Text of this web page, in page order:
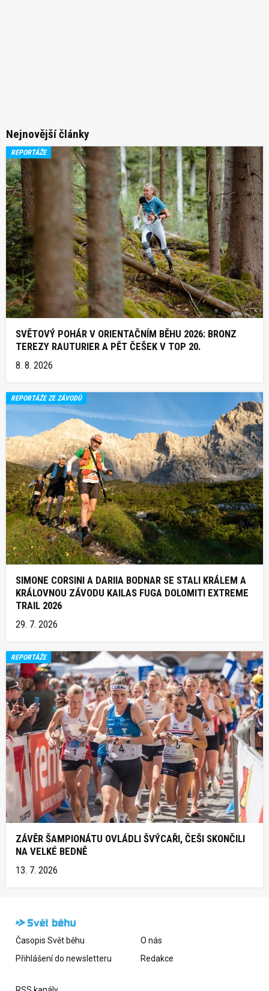
Nejnovější články
REPORTÁŽE
SVĚTOVÝ POHÁR V ORIENTAČNÍM BĚHU 2026: BRONZ
TEREZY RAUTURIER A PĚT ČEŠEK V TOP 20.
8. 8. 2026
REPORTÁŽE ZE ZÁVODŮ
SIMONE CORSINI A DARIIA BODNAR SE STALI KRÁLEM A
KRÁLOVNOU ZÁVODU KAILAS FUGA DOLOMITI EXTREME
TRAIL 2026
29. 7. 2026
REPORTÁŽE
ZÁVĚR ŠAMPIONÁTU OVLÁDLI ŠVÝCAŘI, ČEŠI SKONČILI
NA VELKÉ BEDNĚ
13. 7. 2026
Časopis Svět běhu
Přihlášení do newsletteru
O nás
Redakce